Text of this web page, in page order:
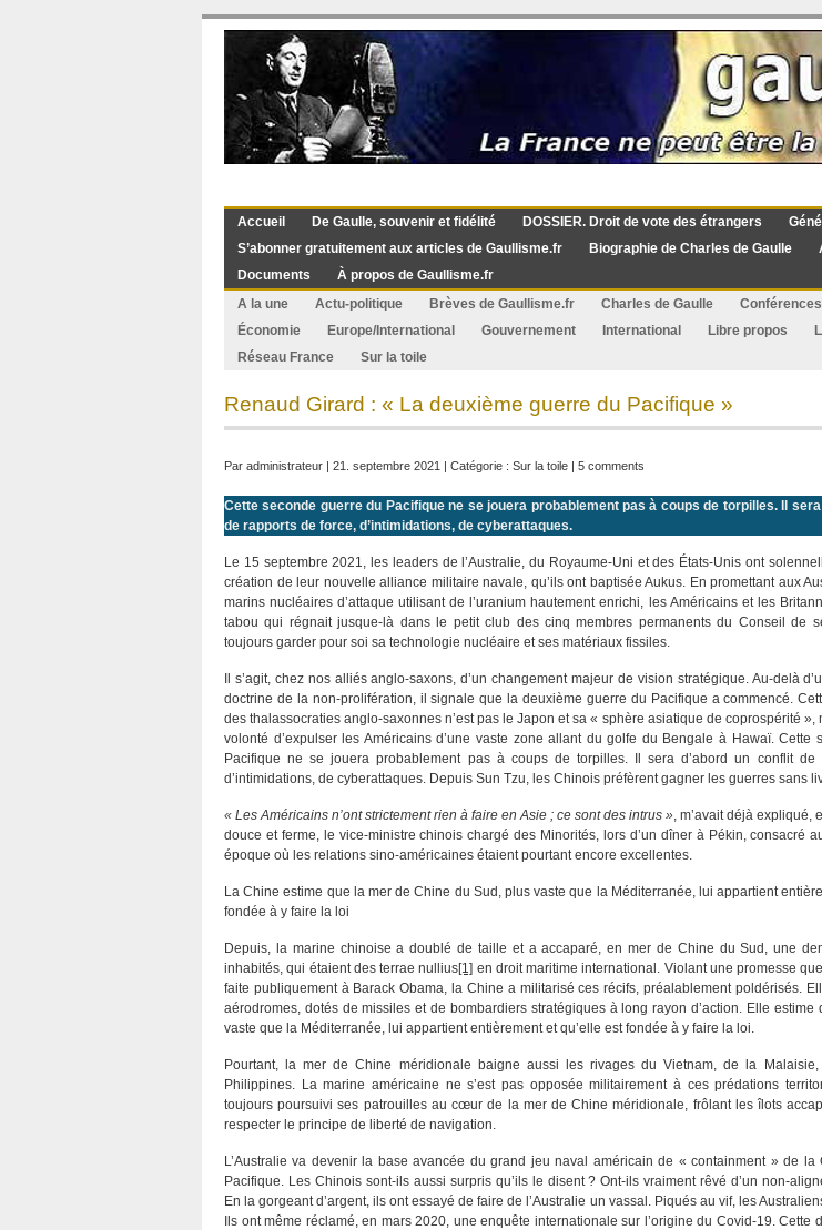
Accueil De Gaulle, souvenir et fidélité DOSSIER. Droit de vote des étrangers
S’abonner gratuitement aux articles de Gaullisme.fr
Biographie de Charles de Gaulle
Documents
À propos de Gaullisme.fr
A la une
Actu-politique Brèves de Gaullisme.fr Charles de Gaulle Conférences
Économie
Europe/International Gouvernement International Libre propos
Réseau France
Sur la toile
Renaud Girard : « La deuxième guerre du Pacifique »
Par administrateur | 21. septembre 2021 | Catégorie : Sur la toile | 5 comments
Cette seconde guerre du Pacifique ne se jouera probablement pas à coups de torpilles. Il sera
de rapports de force, d’intimidations, de cyberattaques.
Le 15 septembre 2021, les leaders de l’Australie, du Royaume-Uni et des États-Unis ont
création de leur nouvelle alliance militaire navale, qu’ils ont baptisée Aukus. En promettant aux
marins nucléaires d’attaque utilisant de l’uranium hautement enrichi, les Américains et les
tabou qui régnait jusque-là dans le petit club des cinq membres permanents du Conseil de
toujours garder pour soi sa technologie nucléaire et ses matériaux fissiles.
Il s’agit, chez nos alliés anglo-saxons, d’un changement majeur de vision stratégique. Au-delà
doctrine de la non-prolifération, il signale que la deuxième guerre du Pacifique a commencé.
des thalassocraties anglo-saxonnes n’est pas le Japon et sa « sphère asiatique de coprospérité »,
volonté d’expulser les Américains d’une vaste zone allant du golfe du Bengale à Hawaï. Cette
Pacifique ne se jouera probablement pas à coups de torpilles. Il sera d’abord un conflit de
d’intimidations, de cyberattaques. Depuis Sun Tzu, les Chinois préfèrent gagner les guerres sans
« Les Américains n’ont strictement rien à faire en Asie ; ce sont des intrus », m’avait déjà expliqué,
douce et ferme, le vice-ministre chinois chargé des Minorités, lors d’un dîner à Pékin, consacré
époque où les relations sino-américaines étaient pourtant encore excellentes.
La Chine estime que la mer de Chine du Sud, plus vaste que la Méditerranée, lui appartient
fondée à y faire la loi
Depuis, la marine chinoise a doublé de taille et a accaparé, en mer de Chine du Sud, une
inhabités, qui étaient des terrae nullius[1] en droit maritime international. Violant une promesse
faite publiquement à Barack Obama, la Chine a militarisé ces récifs, préalablement poldérisés.
aérodromes, dotés de missiles et de bombardiers stratégiques à long rayon d’action. Elle estime
vaste que la Méditerranée, lui appartient entièrement et qu’elle est fondée à y faire la loi.
Pourtant, la mer de Chine méridionale baigne aussi les rivages du Vietnam, de la
Philippines. La marine américaine ne s’est pas opposée militairement à ces prédations
toujours poursuivi ses patrouilles au cœur de la mer de Chine méridionale, frôlant les îlots
respecter le principe de liberté de navigation.
L’Australie va devenir la base avancée du grand jeu naval américain de « containment » de la
Pacifique. Les Chinois sont-ils aussi surpris qu’ils le disent ? Ont-ils vraiment rêvé d’un non-
En la gorgeant d’argent, ils ont essayé de faire de l’Australie un vassal. Piqués au vif, les
Ils ont même réclamé, en mars 2020, une enquête internationale sur l’origine du Covid-19. Cette